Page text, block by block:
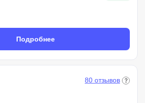
Подробнее
80 отзывов